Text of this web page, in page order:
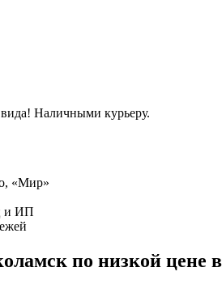
Наличными курьеру.
«Мир»
и ИП
по низкой цене